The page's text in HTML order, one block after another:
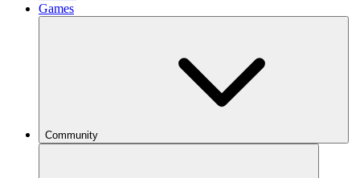
Games
Community